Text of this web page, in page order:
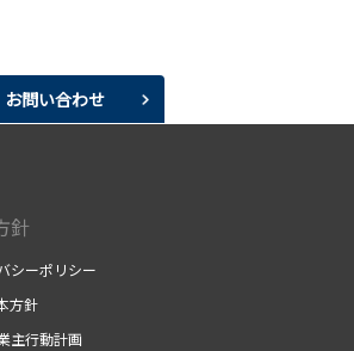
お問い合わせ
針
シーポリシー
方針
主行動計画